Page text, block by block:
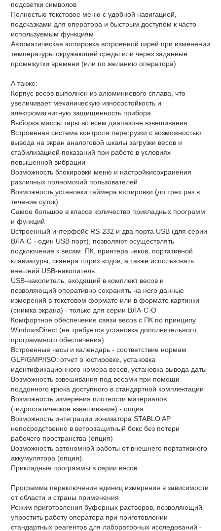
подсветки символов
Полностью текстовое меню с удобной навигацией,
подсказками для оператора и быстрым доступом к часто
используемым функциям
Автоматическая юстировка встроенной гирей при изменении
температуры окружающей среды или через заданные
промежутки времени (или по желанию оператора)
А также:
Корпус весов выполнен из алюминиевого сплава, что
увеличивает механическую износостойкость и
электромагнитную защищенность прибора
Выборка массы тары во всем диапазоне взвешивания
Встроенная система контроля перегрузки с возможностью
вывода на экран аналоговой шкалы загрузки весов и
стабилизацией показаний при работе в условиях
повышенной вибрации
Возможность блокировки меню и настройкисохранения
различных полномочий пользователей
Возможность установки таймера юстировки (до трех раз в
течение суток)
Самое большое в классе количество прикладных программ
и функций
Встроенный интерфейс RS-232 и два порта USB (для серии
ВЛА-С - один USB порт), позволяют осуществлять
подключение к весам: ПК, принтера чеков, портативной
клавиатуры, сканера штрих кодов, а также использовать
внешний USB-накопитель
USB-накопитель, входящий в комплект весов и
позволяющий оперативно сохранять на него данные
измерений в текстовом формате или в формате картинки
(снимка экрана) - только для серии ВЛА-С-О
Комфортное обеспечение связи весов с ПК по принципу
WindowsDirect (не требуется установка дополнительного
программного обеспечения)
Встроенные часы и календарь - соответствие нормам
GLP/GMP/ISO: отчет о юстировке, установка
идентификационного номера весов, установка вывода даты
Возможность взвешивания под весами при помощи
поддонного крюка доступного в стандартной комплектации
Возможность измерения плотности материалов
(гидростатическое взвешивание) - опция
Возможность интеграции ионизатора STABLO AP
непосредственно в ветрозащитный бокс без потери
рабочего пространства (опция)
Возможность автономной работы от внешнего портативного
аккумулятора (опция).
Прикладные программы в серии весов
Программа переключения единиц измерения в зависимости
от области и страны применения
Режим приготовления буферных растворов, позволяющий
упростить работу оператора при приготовлении
стандартных реагентов для лабораторных исследований -